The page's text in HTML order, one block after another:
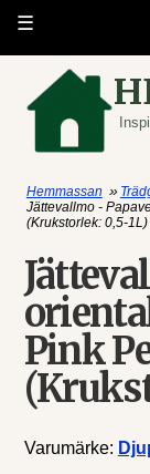
☰
Hemmassan »
Jättevallmo -
(Krukstorlek: 0,5-1L)
Pink
Varumärke: